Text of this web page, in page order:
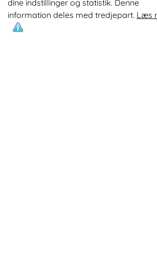
dine indstillinger og statistik. Denne
information deles med tredjepart. Læs
Odin R900 Romaskine
Odin S900 Spinningcykel